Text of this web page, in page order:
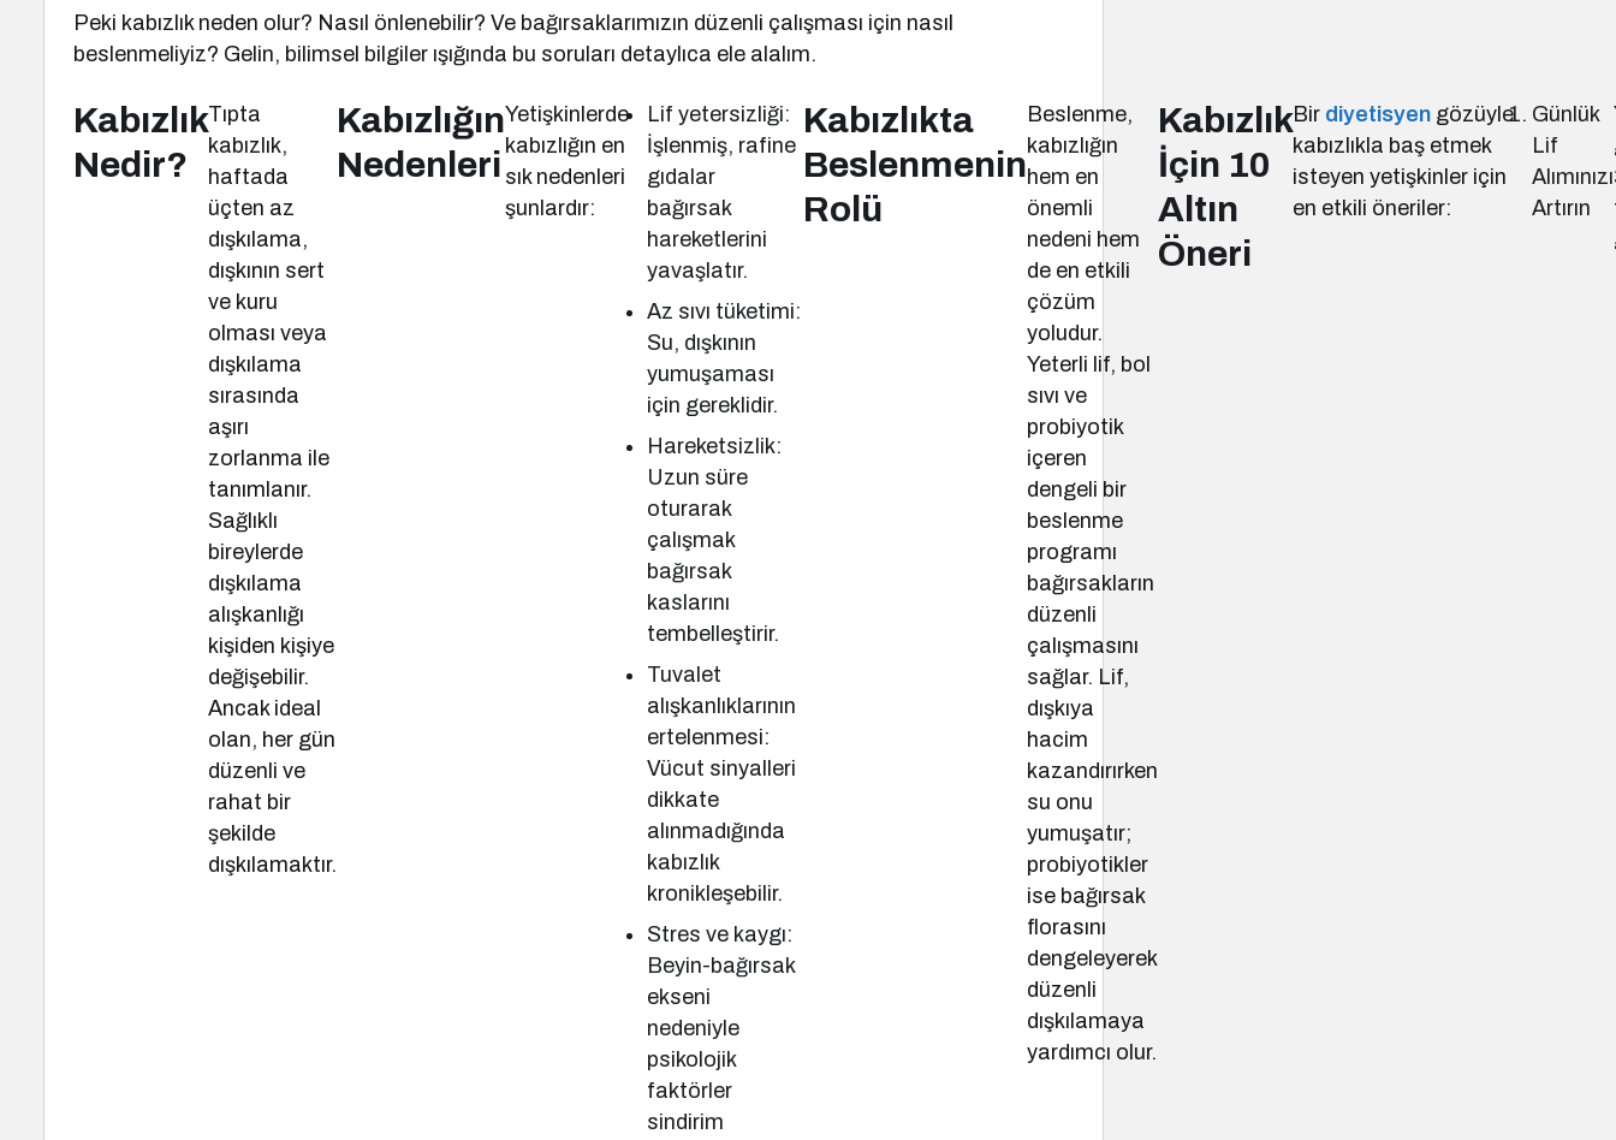
Peki kabızlık neden olur? Nasıl önlenebilir? Ve bağırsaklarımızın düzenli çalışması için nasıl
beslenmeliyiz? Gelin, bilimsel bilgiler ışığında bu soruları detaylıca ele alalım.
Kabızlık
Nedir?
Tıpta
kabızlık,
haftada
üçten az
dışkılama,
dışkının sert
ve kuru
olması veya
dışkılama
sırasında
aşırı
zorlanma ile
tanımlanır.
Sağlıklı
bireylerde
dışkılama
alışkanlığı
kişiden kişiye
değişebilir.
Ancak ideal
olan, her gün
düzenli ve
rahat bir
şekilde
dışkılamaktır.
Kabızlığın
Nedenleri
Yetişkinlerde
kabızlığın en
sık nedenleri
şunlardır:
Lif yetersizliği:
İşlenmiş, rafine
gıdalar
bağırsak
hareketlerini
yavaşlatır.
Az sıvı tüketimi:
Su, dışkının
yumuşaması
için gereklidir.
Hareketsizlik:
Uzun süre
oturarak
çalışmak
bağırsak
kaslarını
tembelleştirir.
Tuvalet
alışkanlıklarının
ertelenmesi:
Vücut sinyalleri
dikkate
alınmadığında
kabızlık
kronikleşebilir.
Stres ve kaygı:
Beyin-bağırsak
ekseni
nedeniyle
psikolojik
faktörler
sindirim
Kabızlıkta
Beslenmenin
Rolü
Beslenme,
kabızlığın
hem en
önemli
nedeni hem
de en etkili
çözüm
yoludur.
Yeterli lif, bol
sıvı ve
probiyotik
içeren
dengeli bir
beslenme
programı
bağırsakların
düzenli
çalışmasını
sağlar. Lif,
dışkıya
hacim
kazandırırken
su onu
yumuşatır;
probiyotikler
ise bağırsak
florasını
dengeleyerek
düzenli
dışkılamaya
yardımcı olur.
Kabızlık
İçin 10
Altın
Öneri
Bir diyetisyen gözüyle
kabızlıkla baş etmek
isteyen yetişkinler için
en etkili öneriler:
Günlük
Lif
Alımınızı
Artırın